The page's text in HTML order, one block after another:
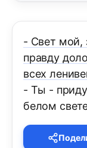
- Свет мой,
правду
всех
- Ты -
белом